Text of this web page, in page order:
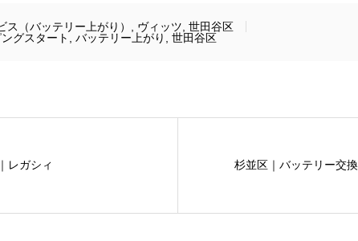
ス（バッテリー上がり） ヴィッツ 世田谷区
グスタート バッテリー上がり 世田谷区
レガシィ 杉並区｜バッテリー交